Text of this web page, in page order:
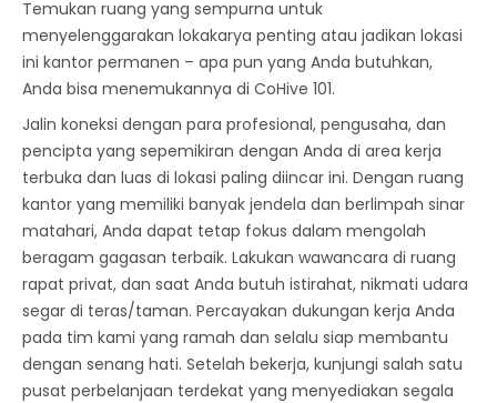
Temukan ruang yang sempurna untuk
menyelenggarakan lokakarya penting atau jadikan lokasi
ini kantor permanen – apa pun yang Anda butuhkan,
Anda bisa menemukannya di CoHive 101.
Jalin koneksi dengan para profesional, pengusaha, dan
pencipta yang sepemikiran dengan Anda di area kerja
terbuka dan luas di lokasi paling diincar ini. Dengan ruang
kantor yang memiliki banyak jendela dan berlimpah sinar
matahari, Anda dapat tetap fokus dalam mengolah
beragam gagasan terbaik. Lakukan wawancara di ruang
rapat privat, dan saat Anda butuh istirahat, nikmati udara
segar di teras/taman. Percayakan dukungan kerja Anda
pada tim kami yang ramah dan selalu siap membantu
dengan senang hati. Setelah bekerja, kunjungi salah satu
pusat perbelanjaan terdekat yang menyediakan segala